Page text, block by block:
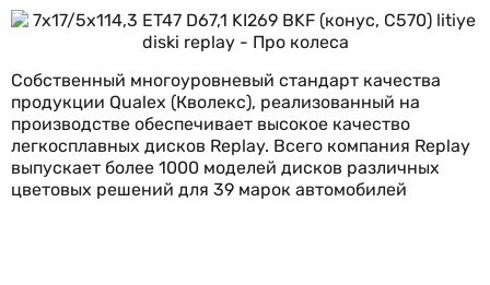
Собственный многоуровневый стандарт качества
продукции Qualex (Кволекс), реализованный на
производстве обеспечивает высокое качество
легкосплавных дисков Replay. Всего компания Replay
выпускает более 1000 моделей дисков различных
цветовых решений для 39 марок автомобилей